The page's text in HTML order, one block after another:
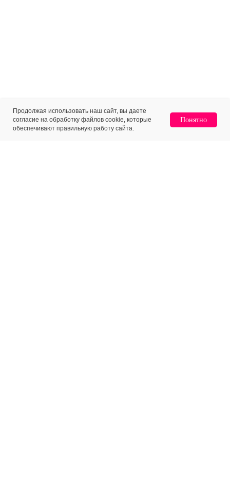
Продолжая использовать наш сайт, вы даете
согласие на обработку файлов cookie, которые
обеспечивают правильную работу сайта.
Понятно